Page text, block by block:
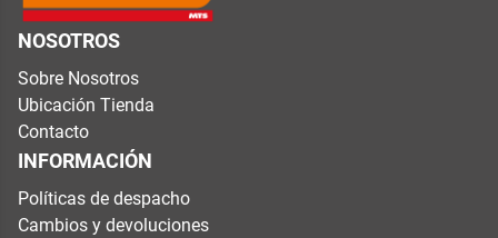
NOSOTROS
Sobre Nosotros
Ubicación Tienda
Contacto
INFORMACIÓN
Políticas de despacho
Cambios y devoluciones